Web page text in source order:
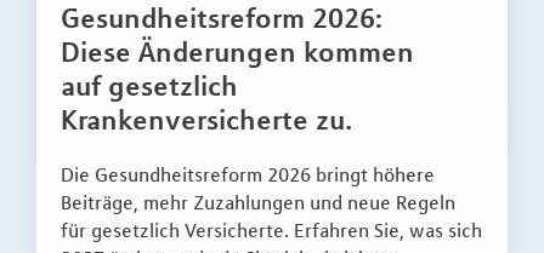
Gesundheitsreform 2026:
Diese Änderungen kommen
auf gesetzlich
Krankenversicherte zu.
Die Gesundheitsreform 2026 bringt höhere
Beiträge, mehr Zuzahlungen und neue Regeln
für gesetzlich Versicherte. Erfahren Sie, was sich